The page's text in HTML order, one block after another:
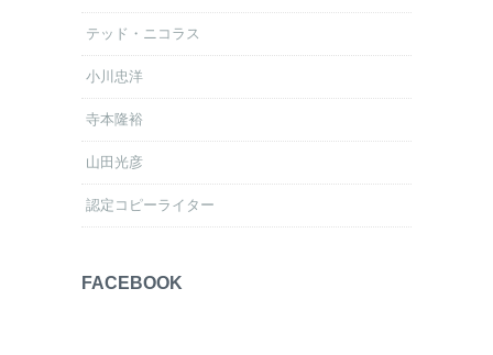
テッド・ニコラス
小川忠洋
寺本隆裕
山田光彦
認定コピーライター
FACEBOOK